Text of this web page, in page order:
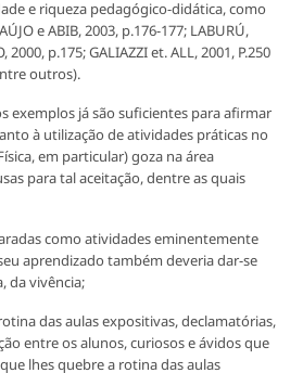
e riqueza pedagógico-didática, como
e ABIB, 2003, p.176-177; LABURÚ,
2000, p.175; GALIAZZI et. ALL, 2001, P.250
outros).
exemplos já são suficientes para afirmar
à utilização de atividades práticas no
em particular) goza na área
para tal aceitação, dentre as quais
como atividades eminentemente
aprendizado também deveria dar-se
da vivência;
das aulas expositivas, declamatórias,
entre os alunos, curiosos e ávidos que
lhes quebre a rotina das aulas